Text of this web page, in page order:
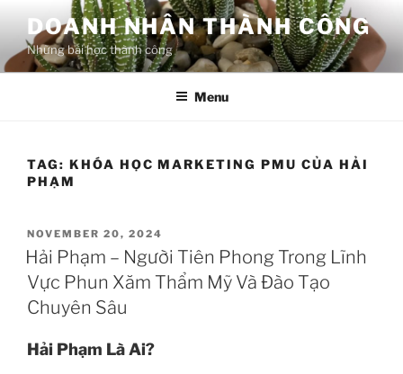
content
DOANH NHÂN THÀNH CÔNG
Những bài học thành công
Menu
TAG: KHÓA HỌC MARKETING PMU CỦA HẢI
PHẠM
POSTED
ON
NOVEMBER 20, 2024
Hải Phạm – Người Tiên Phong Trong Lĩnh
Vực Phun Xăm Thẩm Mỹ Và Đào Tạo
Chuyên Sâu
Hải Phạm Là Ai?